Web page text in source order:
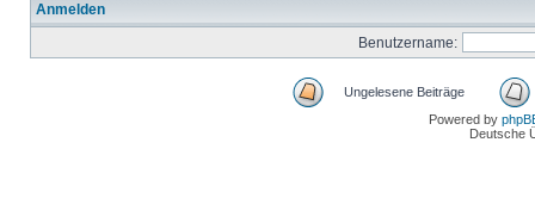
Anmelden
Benutzername:
Ungelesene Beiträge
Powered by
Deutsche